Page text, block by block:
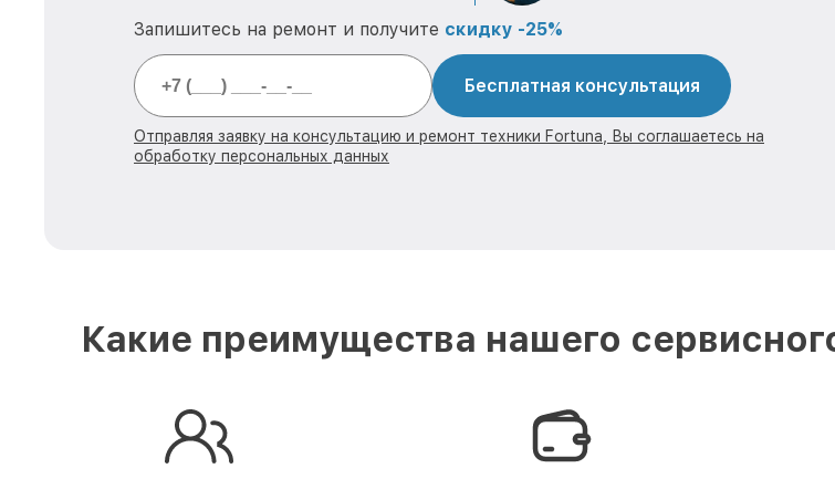
Запишитесь на ремонт и получите скидку -25%
Бесплатная консультация
Отправляя заявку на консультацию и ремонт техники Fortuna, Вы соглашаетесь на
обработку персональных данных
Какие преимущества нашего